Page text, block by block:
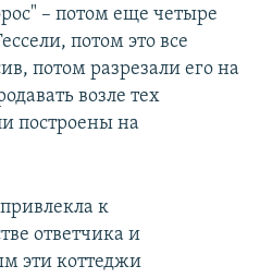
– потом еще четыре
потом это все
потом разрезали его на
возле тех
построены на
к
ответчика и
эти коттеджи